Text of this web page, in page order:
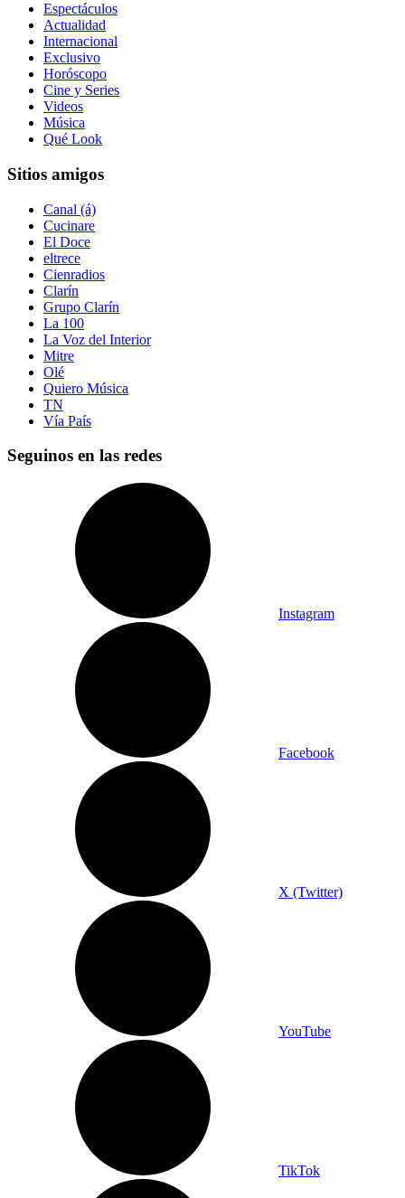
Espectáculos
Actualidad
Internacional
Exclusivo
Horóscopo
Cine y Series
Videos
Música
Qué Look
Sitios amigos
Canal (á)
Cucinare
El Doce
eltrece
Cienradios
Clarín
Grupo Clarín
La 100
La Voz del Interior
Mitre
Olé
Quiero Música
TN
Vía País
Seguinos en las redes
Instagram
Facebook
X (Twitter)
YouTube
TikTok